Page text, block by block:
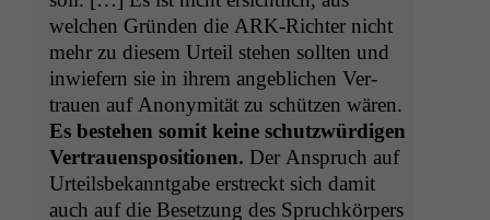
welchen Grün­den die ARK-Richter nicht
mehr zu diesem Urteil ste­hen soll­ten und
inwiefern sie in ihrem ange­blichen Ver­
trauen auf Anonymität zu schützen wären.
Es beste­hen somit keine schutzwürdi­gen
Ver­trauen­spo­si­tio­nen. Der Anspruch auf
Urteils­bekan­nt­gabe erstreckt sich damit
auch auf die Beset­zung des Spruchkör­pers